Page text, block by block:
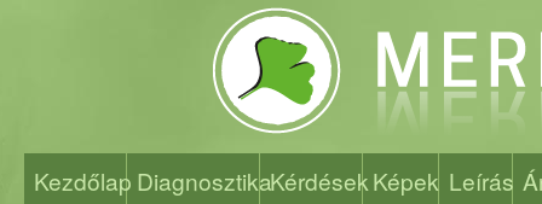
Kezdőlap DiagnosztikaKérdésekKépek Leírás